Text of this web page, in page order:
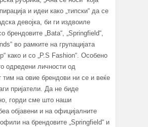
и идеи како „типски“ да се
девојка, би ги издвоиле
брендовите „Bata“, „Springfield“,
во рамките на групацијата
како и со „P.S Fashion“. Особено
одредени личности од
тим на овие брендови ни се и веќе
пријатели. Да не биде
горди сме што наши
објавени и на официјалните
на брендовите „Springfield“ и